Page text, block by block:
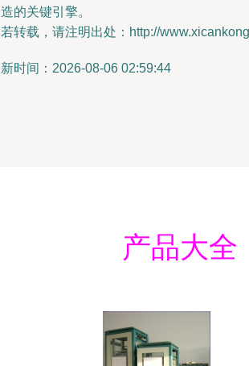
的关键引擎。
转载，请注明出处：http://
时间：2026-08-06 02:59:44
产品大全